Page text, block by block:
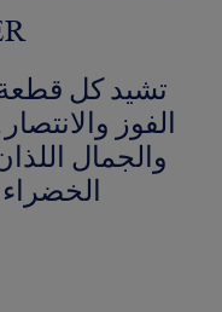
تشيد كل قطعة
الفوز
والجمال
الخضراء